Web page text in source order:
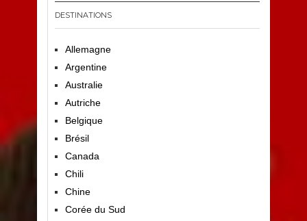
DESTINATIONS
Allemagne
Argentine
Australie
Autriche
Belgique
Brésil
Canada
Chili
Chine
Corée du Sud